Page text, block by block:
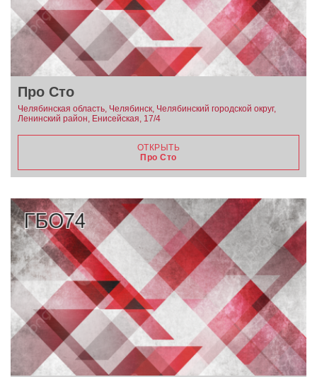
Про Сто
Челябинская область, Челябинск, Челябинский городской округ,
Ленинский район, Енисейская, 17/4
ОТКРЫТЬ
Про Сто